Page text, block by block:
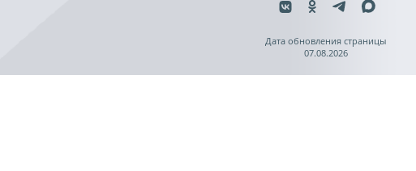
Дата обновления страницы
07.08.2026